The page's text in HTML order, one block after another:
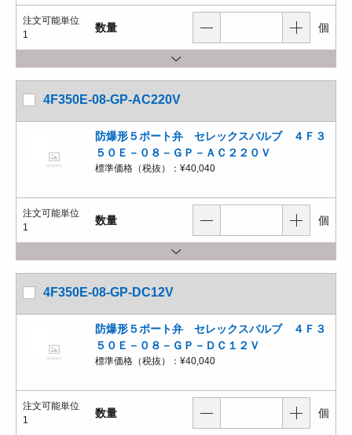
注文可能単位
1
数量 個
4F350E-08-GP-AC220V
防爆形５ポート弁 セレックスバルブ ４Ｆ３
５０Ｅ－０８－ＧＰ－ＡＣ２２０Ｖ
標準価格（税抜）： ¥40,040
注文可能単位
1
数量 個
4F350E-08-GP-DC12V
防爆形５ポート弁 セレックスバルブ ４Ｆ３
５０Ｅ－０８－ＧＰ－ＤＣ１２Ｖ
標準価格（税抜）： ¥40,040
注文可能単位
1
数量 個